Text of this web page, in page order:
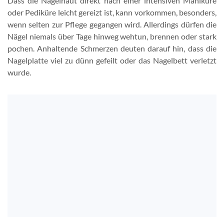
oder Pediküre leicht gereizt ist, kann vorkommen, besonders,
wenn selten zur Pflege gegangen wird. Allerdings dürfen die
Nägel niemals über Tage hinweg wehtun, brennen oder stark
pochen. Anhaltende Schmerzen deuten darauf hin, dass die
Nagelplatte viel zu dünn gefeilt oder das Nagelbett verletzt
wurde.